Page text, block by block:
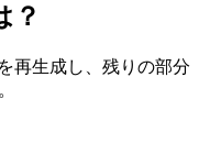
？
再生成し、残りの部分